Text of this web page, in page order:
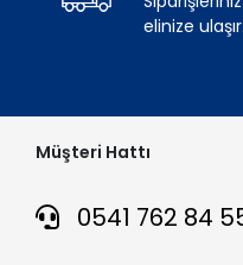
elinize ulaşır.
Müşteri Hattı
0541 762 84